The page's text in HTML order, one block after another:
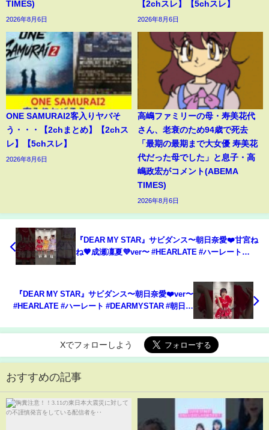
TIMES)
2026年8月6日
【2chスレ】【5chスレ】
2026年8月6日
ONE SAMURAI2客入りヤバそ
う・・・【2chまとめ】【2chス
レ】【5chスレ】
2026年8月6日
高嶋ファミリーの母・寿美花代
さん、老衰のため94歳で死去
「最期の最期まで大女優 寿美花
代だった母でした」と息子・高
嶋政宏がコメント(ABEMA
TIMES)
2026年8月6日
『DEAR MY STAR』サビダンス〜朝日奈愛❤️甘宮ね
ね🧡成瀬凜夏💜ver〜 #HEARLATE #ハーレート
『DEAR MY STAR』サビダンス〜朝日奈愛❤️ver〜
#HEARLATE #ハーレート #DEARMYSTAR #朝日奈
Xでフォローしよう
おすすめの記事